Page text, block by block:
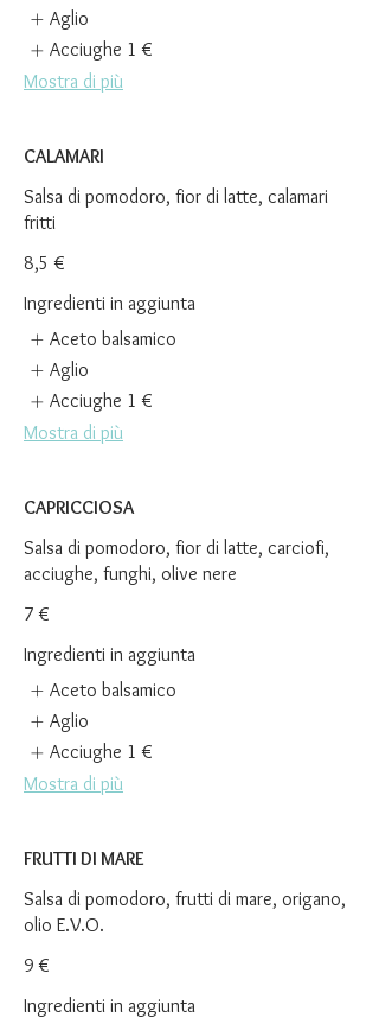
Aglio
Acciughe 1 €
Mostra di più
CALAMARI
Salsa di pomodoro, fior di latte, calamari
fritti
8,5 €
Ingredienti in aggiunta
Aceto balsamico
Aglio
Acciughe 1 €
Mostra di più
CAPRICCIOSA
Salsa di pomodoro, fior di latte, carciofi,
acciughe, funghi, olive nere
7 €
Ingredienti in aggiunta
Aceto balsamico
Aglio
Acciughe 1 €
Mostra di più
FRUTTI DI MARE
Salsa di pomodoro, frutti di mare, origano,
olio E.V.O.
9 €
Ingredienti in aggiunta